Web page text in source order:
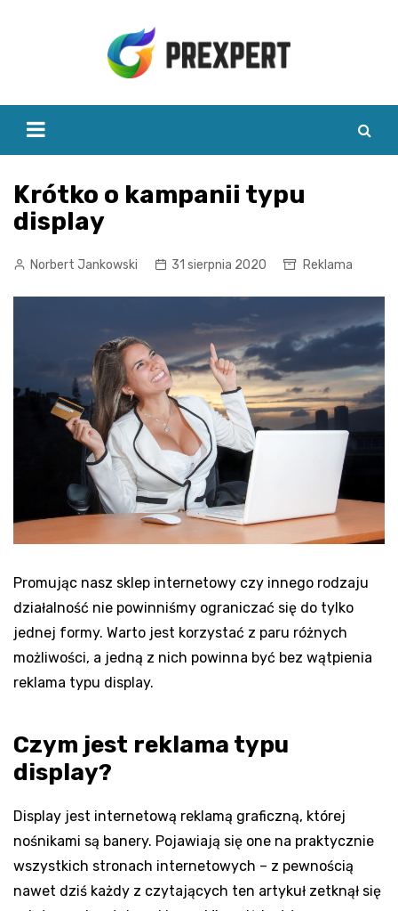
Krótko o kampanii typu
display
Norbert Jankowski 31 sierpnia 2020 Reklama
Promując nasz sklep internetowy czy innego rodzaju
działalność nie powinniśmy ograniczać się do tylko
jednej formy. Warto jest korzystać z paru różnych
możliwości, a jedną z nich powinna być bez wątpienia
reklama typu display.
Czym jest reklama typu
display?
Display jest internetową reklamą graficzną, której
nośnikami są banery. Pojawiają się one na praktycznie
wszystkich stronach internetowych – z pewnością
nawet dziś każdy z czytających ten artykuł zetknął się